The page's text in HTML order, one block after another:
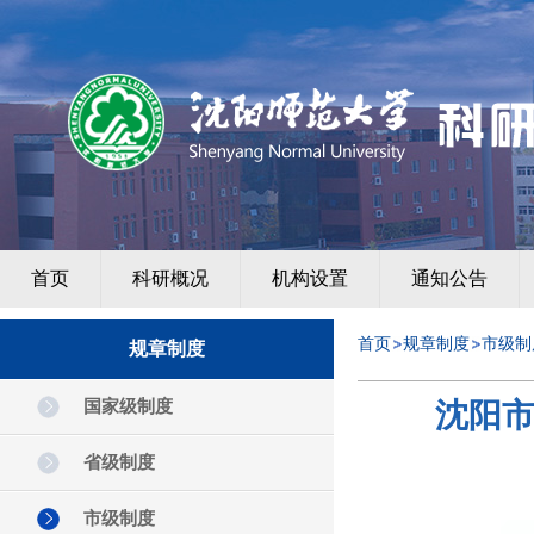
首页 科研概况 机构设置 通知公告
规章制度
国家级制度
省级制度
市级制度
首页 规章制度 市级
沈阳